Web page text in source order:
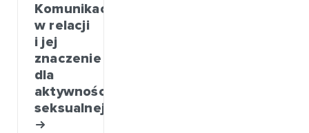
Komunikacja
w relacji
i jej
znaczenie
dla
aktywności
seksualnej